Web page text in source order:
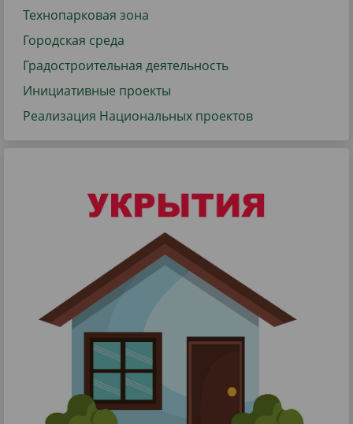
Технопарковая зона
Городская среда
Градостроительная деятельность
Инициативные проекты
Реализация Национальных проектов